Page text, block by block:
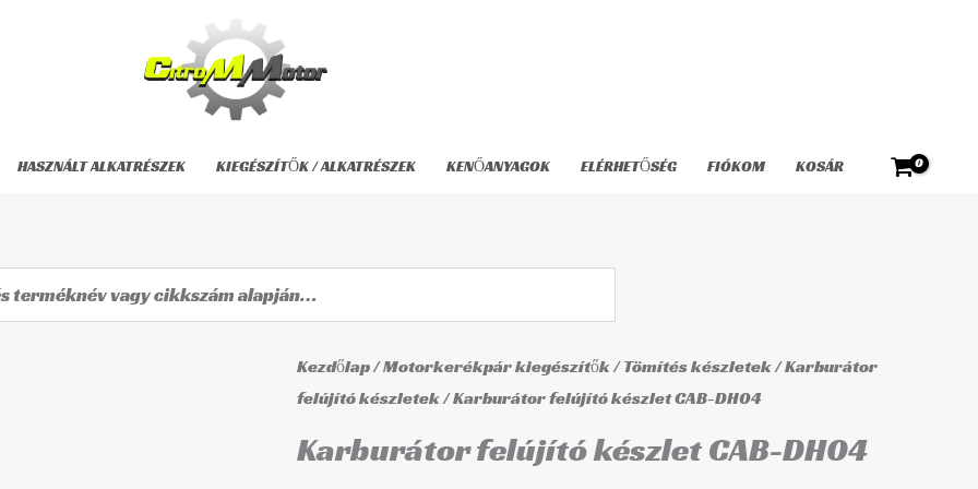
HASZNÁLT ALKATRÉSZEK KIEGÉSZÍTŐK / ALKATRÉSZEK KENŐANYAGOK ELÉRHETŐSÉG FIÓKOM KOSÁR
Kezdőlap/Motorkerékpár kiegészítők/Tömítés készletek/Karburátor
felújító készletek/ Karburátor felújító készlet CAB-DH04
Karburátor felújító készlet CAB-DH04
Karburátor
felújító
készlet
CAB-